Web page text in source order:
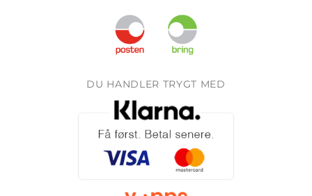
DU HANDLER TRYGT MED